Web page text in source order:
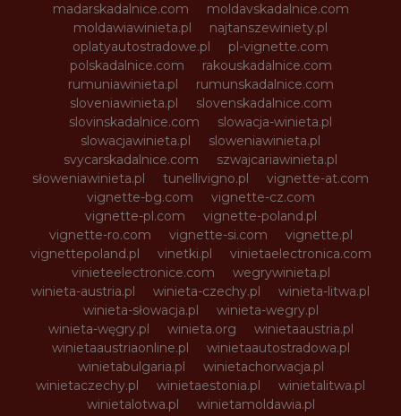
madarskadalnice.com
moldavskadalnice.com
moldawiawinieta.pl
najtanszewiniety.pl
oplatyautostradowe.pl
pl-vignette.com
polskadalnice.com
rakouskadalnice.com
rumuniawinieta.pl
rumunskadalnice.com
sloveniawinieta.pl
slovenskadalnice.com
slovinskadalnice.com
slowacja-winieta.pl
slowacjawinieta.pl
sloweniawinieta.pl
svycarskadalnice.com
szwajcariawinieta.pl
słoweniawinieta.pl
tunellivigno.pl
vignette-at.com
vignette-bg.com
vignette-cz.com
vignette-pl.com
vignette-poland.pl
vignette-ro.com
vignette-si.com
vignette.pl
vignettepoland.pl
vinetki.pl
vinietaelectronica.com
vinieteelectronice.com
wegrywinieta.pl
winieta-austria.pl
winieta-czechy.pl
winieta-litwa.pl
winieta-słowacja.pl
winieta-wegry.pl
winieta-węgry.pl
winieta.org
winietaaustria.pl
winietaaustriaonline.pl
winietaautostradowa.pl
winietabulgaria.pl
winietachorwacja.pl
winietaczechy.pl
winietaestonia.pl
winietalitwa.pl
winietalotwa.pl
winietamoldawia.pl